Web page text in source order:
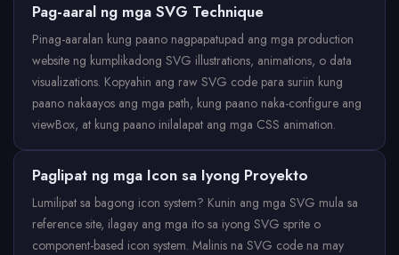
Pag-aaral ng mga SVG Technique
Pinag-aaralan kung paano nagpapatupad ang mga production
website ng kumplikadong SVG illustrations, animations, o data
visualizations. Kopyahin ang raw SVG code para suriin kung
paano nakaayos ang mga path, kung paano naka-configure ang
viewBox, at kung paano inilalapat ang mga CSS animation.
Paglipat ng mga Icon sa Iyong Proyekto
Lumilipat sa bagong icon system? Kunin ang mga SVG mula sa
reference site, ilagay ang mga ito sa iyong SVG sprite o
component-based icon system. Malinis na SVG code na may